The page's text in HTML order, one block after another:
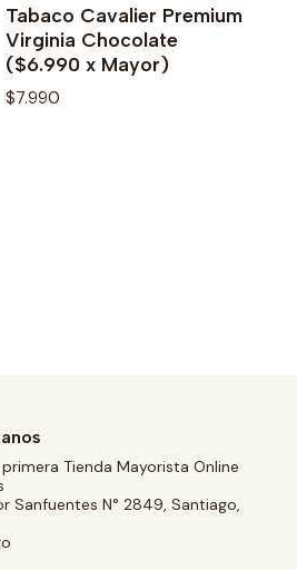
No disponible
Tabaco Cavalier Premium
Virginia Chocolate
($6.990 x Mayor)
$7.990
primera Tienda Mayorista Online
Sanfuentes N° 2849, Santiago,